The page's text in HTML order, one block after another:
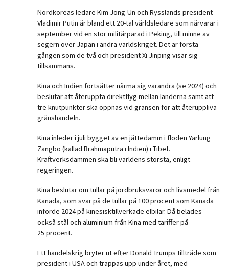
Nordkoreas ledare Kim Jong-Un och Rysslands president
Vladimir Putin är bland ett 20-tal världsledare som närvarar i
september vid en stor militärparad i Peking, till minne av
segern över Japan i andra världskriget. Det är första
gången som de två och president Xi Jinping visar sig
tillsammans.
Kina och Indien fortsätter närma sig varandra (se 2024) och
beslutar att återuppta direktflyg mellan länderna samt att
tre knutpunkter ska öppnas vid gränsen för att återuppliva
gränshandeln.
Kina inleder i juli bygget av en jättedamm i floden Yarlung
Zangbo (kallad Brahmaputra i Indien) i Tibet.
Kraftverksdammen ska bli världens största, enligt
regeringen.
Kina beslutar om tullar på jordbruksvaror och livsmedel från
Kanada, som svar på de tullar på 100 procent som Kanada
införde 2024 på kinesisktillverkade elbilar. Då belades
också stål och aluminium från Kina med tariffer på
25 procent.
Ett handelskrig bryter ut efter Donald Trumps tillträde som
president i USA och trappas upp under året, med